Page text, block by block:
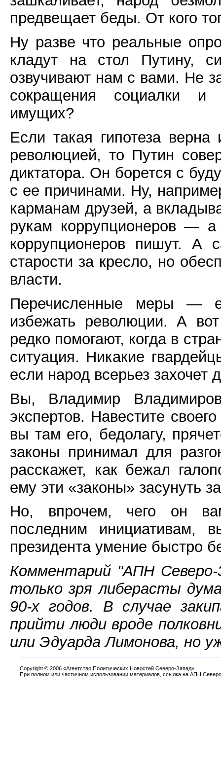
предвещает беды. От кого
Ну разве что реальные
кладут на стол Путину,
озвучивают нам с вами. Не
сокращения социалки и
имущих?
Если такая гипотеза
революцией, то Путин
диктатора. Он борется с
с ее причинами. Ну,
карманам друзей, а
рукам коррупционеров —
коррупционеров пишут. А
старости за кресло, но
власти.
Перечисленные меры —
избежать революции. А
редко помогают, когда в
ситуация. Никакие
если народ всерьез захочет
Вы, Владимир
экспертов. Навестите
вы там его, бедолагу,
законы принимал для
расскажет, как бежал
ему эти «законы» засунуть
Но, впрочем, чего он
последним
президента умение быстро
Комментарий "АПН
только зря либерасты
90-х годов. В случае
прийти люди вроде
или Эдуарда Лимонова, но
Copyright © 2006 «Агентство Политических Новостей Северо-Запад».
При полном или частичном использовании материалов, ссылка на АПН